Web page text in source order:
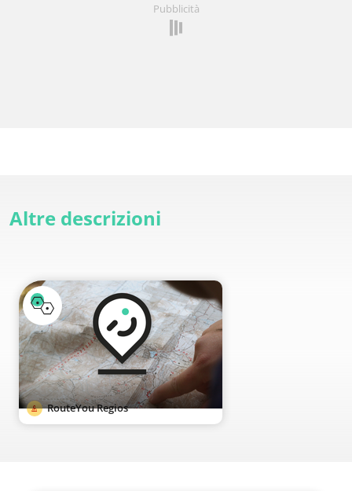
Pubblicità
Altre descrizioni
RouteYou Regios